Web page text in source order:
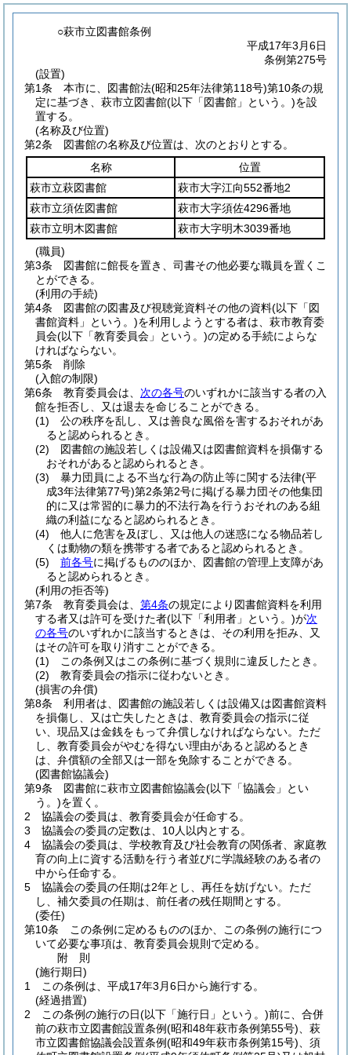
○萩市立図書館条例
平成17年3月6日
条例第275号
(設置)
第1条
本市に、図書館法(昭和25年法律第118号)第10条の規
定に基づき、萩市立図書館(以下「図書館」という。)を設
置する。
(名称及び位置)
第2条
図書館の名称及び位置は、次のとおりとする。
名称
位置
萩市立萩図書館
萩市大字江向552番地2
萩市立須佐図書館
萩市大字須佐4296番地
萩市立明木図書館
萩市大字明木3039番地
(職員)
第3条
図書館に館長を置き、司書その他必要な職員を置くこ
とができる。
(利用の手続)
第4条
図書館の図書及び視聴覚資料その他の資料(以下「図
書館資料」という。)を利用しようとする者は、萩市教育委
員会(以下「教育委員会」という。)の定める手続によらな
ければならない。
第5条
削除
(入館の制限)
第6条
教育委員会は、 次の各号のいずれかに該当する者の入
館を拒否し、又は退去を命じることができる。
(1)
公の秩序を乱し、又は善良な風俗を害するおそれがあ
ると認められるとき。
(2)
図書館の施設若しくは設備又は図書館資料を損傷する
おそれがあると認められるとき。
(3)
暴力団員による不当な行為の防止等に関する法律(平
成3年法律第77号)第2条第2号に掲げる暴力団その他集団
的に又は常習的に暴力的不法行為を行うおそれのある組
織の利益になると認められるとき。
(4)
他人に危害を及ぼし、又は他人の迷惑になる物品若し
くは動物の類を携帯する者であると認められるとき。
(5)
前各号に掲げるもののほか、図書館の管理上支障があ
ると認められるとき。
(利用の拒否等)
第7条
教育委員会は、 第4条の規定により図書館資料を利用
する者又は許可を受けた者(以下「利用者」という。)が次
の各号のいずれかに該当するときは、その利用を拒み、又
はその許可を取り消すことができる。
(1)
この条例又はこの条例に基づく規則に違反したとき。
(2)
教育委員会の指示に従わないとき。
(損害の弁償)
第8条
利用者は、図書館の施設若しくは設備又は図書館資料
を損傷し、又は亡失したときは、教育委員会の指示に従
い、現品又は金銭をもって弁償しなければならない。 ただ
し、教育委員会がやむを得ない理由があると認めるとき
は、弁償額の全部又は一部を免除することができる。
(図書館協議会)
第9条
図書館に萩市立図書館協議会(以下「協議会」とい
う。)を置く。
2
協議会の委員は、教育委員会が任命する。
3
協議会の委員の定数は、10人以内とする。
4
協議会の委員は、学校教育及び社会教育の関係者、家庭教
育の向上に資する活動を行う者並びに学識経験のある者の
中から任命する。
5
協議会の委員の任期は2年とし、再任を妨げない。 ただ
し、補欠委員の任期は、前任者の残任期間とする。
(委任)
第10条
この条例に定めるもののほか、この条例の施行につ
いて必要な事項は、教育委員会規則で定める。
附 則
(施行期日)
1
この条例は、平成17年3月6日から施行する。
(経過措置)
2
この条例の施行の日(以下「施行日」という。)前に、合併
前の萩市立図書館設置条例(昭和48年萩市条例第55号) 、萩
市立図書館協議会設置条例(昭和49年萩市条例第15号) 、須